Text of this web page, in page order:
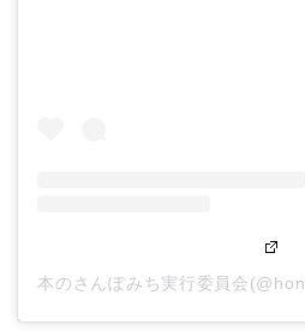
本のさんぽみち実行委員会